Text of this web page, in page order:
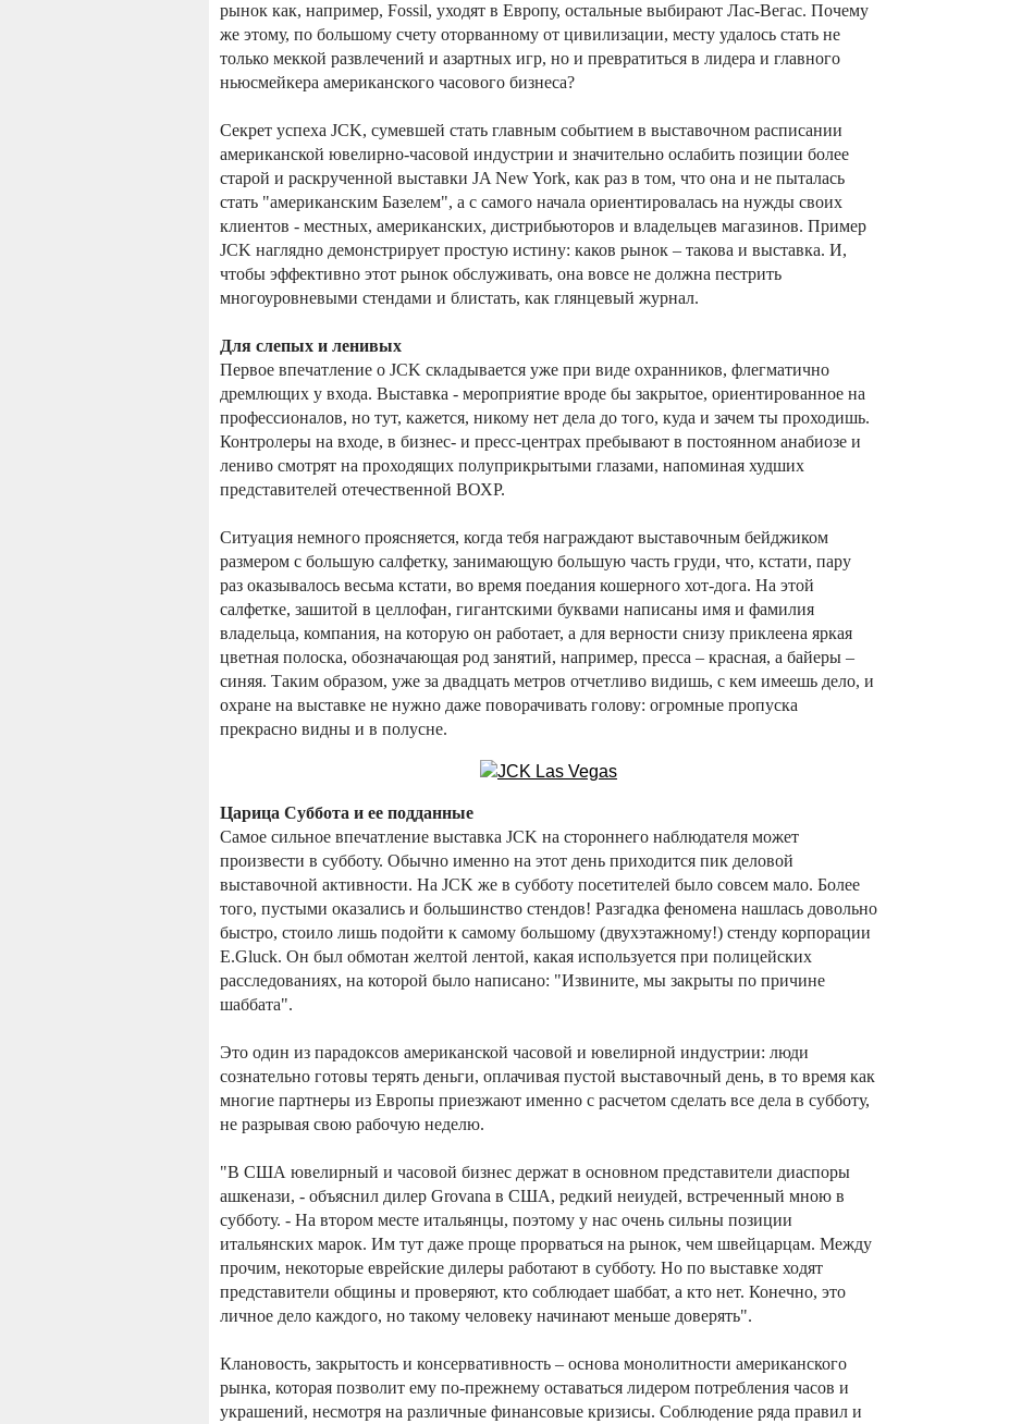
рынок как, например, Fossil, уходят в Европу, остальные выбирают Лас-Вегас. Почему
же этому, по большому счету оторванному от цивилизации, месту удалось стать не
только меккой развлечений и азартных игр, но и превратиться в лидера и главного
ньюсмейкера американского часового бизнеса?
Секрет успеха JCK, сумевшей стать главным событием в выставочном расписании
американской ювелирно-часовой индустрии и значительно ослабить позиции более
старой и раскрученной выставки JA New York, как раз в том, что она и не пыталась
стать "американским Базелем", а с самого начала ориентировалась на нужды своих
клиентов - местных, американских, дистрибьюторов и владельцев магазинов. Пример
JCK наглядно демонстрирует простую истину: каков рынок – такова и выставка. И,
чтобы эффективно этот рынок обслуживать, она вовсе не должна пестрить
многоуровневыми стендами и блистать, как глянцевый журнал.
Для слепых и ленивых
Первое впечатление о JCK складывается уже при виде охранников, флегматично
дремлющих у входа. Выставка - мероприятие вроде бы закрытое, ориентированное на
профессионалов, но тут, кажется, никому нет дела до того, куда и зачем ты проходишь.
Контролеры на входе, в бизнес- и пресс-центрах пребывают в постоянном анабиозе и
лениво смотрят на проходящих полуприкрытыми глазами, напоминая худших
представителей отечественной ВОХР.
Ситуация немного проясняется, когда тебя награждают выставочным бейджиком
размером с большую салфетку, занимающую большую часть груди, что, кстати, пару
раз оказывалось весьма кстати, во время поедания кошерного хот-дога. На этой
салфетке, зашитой в целлофан, гигантскими буквами написаны имя и фамилия
владельца, компания, на которую он работает, а для верности снизу приклеена яркая
цветная полоска, обозначающая род занятий, например, пресса – красная, а байеры –
синяя. Таким образом, уже за двадцать метров отчетливо видишь, с кем имеешь дело, и
охране на выставке не нужно даже поворачивать голову: огромные пропуска
прекрасно видны и в полусне.
Царица Суббота и ее подданные
Самое сильное впечатление выставка JCK на стороннего наблюдателя может
произвести в субботу. Обычно именно на этот день приходится пик деловой
выставочной активности. На JCK же в субботу посетителей было совсем мало. Более
того, пустыми оказались и большинство стендов! Разгадка феномена нашлась довольно
быстро, стоило лишь подойти к самому большому (двухэтажному!) стенду корпорации
E.Gluck. Он был обмотан желтой лентой, какая используется при полицейских
расследованиях, на которой было написано: "Извините, мы закрыты по причине
шаббата".
Это один из парадоксов американской часовой и ювелирной индустрии: люди
сознательно готовы терять деньги, оплачивая пустой выставочный день, в то время как
многие партнеры из Европы приезжают именно с расчетом сделать все дела в субботу,
не разрывая свою рабочую неделю.
"В США ювелирный и часовой бизнес держат в основном представители диаспоры
ашкенази, - объяснил дилер Grovana в США, редкий неиудей, встреченный мною в
субботу. - На втором месте итальянцы, поэтому у нас очень сильны позиции
итальянских марок. Им тут даже проще прорваться на рынок, чем швейцарцам. Между
прочим, некоторые еврейские дилеры работают в субботу. Но по выставке ходят
представители общины и проверяют, кто соблюдает шаббат, а кто нет. Конечно, это
личное дело каждого, но такому человеку начинают меньше доверять".
Клановость, закрытость и консервативность – основа монолитности американского
рынка, которая позволит ему по-прежнему оставаться лидером потребления часов и
украшений, несмотря на различные финансовые кризисы. Соблюдение ряда правил и